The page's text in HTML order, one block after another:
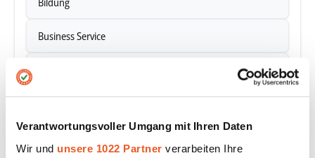
Verantwortungsvoller Umgang mit Ihren Daten
Wir und unsere 1022 Partner verarbeiten Ihre
Business Service